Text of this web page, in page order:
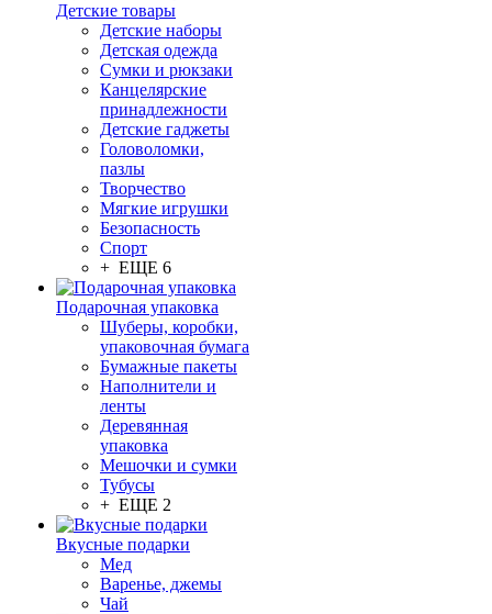
Детские товары
Детские наборы
Детская одежда
Сумки и рюкзаки
Канцелярские
принадлежности
Детские гаджеты
Головоломки,
пазлы
Творчество
Мягкие игрушки
Безопасность
Спорт
+ ЕЩЕ 6
Подарочная упаковка
Шуберы, коробки,
упаковочная бумага
Бумажные пакеты
Наполнители и
ленты
Деревянная
упаковка
Мешочки и сумки
Тубусы
+ ЕЩЕ 2
Вкусные подарки
Мед
Варенье, джемы
Чай